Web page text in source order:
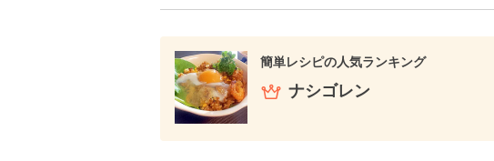
簡単レシピの人気ランキング
ナシゴレン